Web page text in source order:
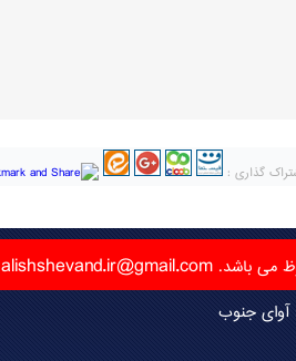
گذاری :
می باشد.alishshevand.ir@gmail.com
آوای جنوب